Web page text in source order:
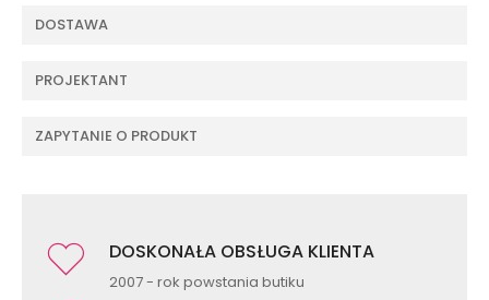
DOSTAWA
PROJEKTANT
ZAPYTANIE O PRODUKT
DOSKONAŁA OBSŁUGA KLIENTA
2007 - rok powstania butiku